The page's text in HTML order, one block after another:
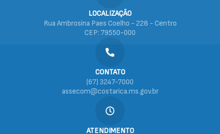
LOCALIZAÇÃO
Rua Ambrosina Paes Coelho - 228 - Centro
CEP: 79550-000
CONTATO
(67) 3247-7000
assecom@costarica.ms.gov.br
ATENDIMENTO